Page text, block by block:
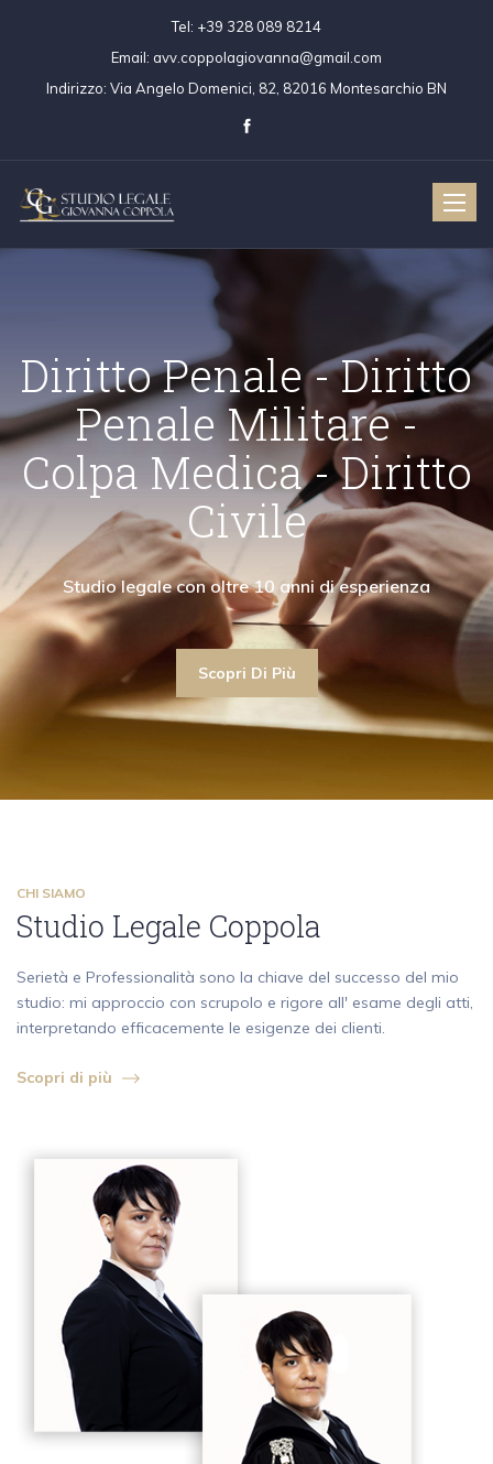
Tel: +39 328 089 8214
Email: avv.coppolagiovanna@gmail.com
Indirizzo: Via Angelo Domenici, 82, 82016 Montesarchio BN
Toggle
Civile
"Collaboro con avvocati civilisti garantendo la
assistenza anche nell'ambito del diritto civile"
Scopri Di Più
Diritto Penale -
Penale Militare
Colpa Medica -
Civile
Studio legale con oltre 10
Diritto Penale
"La mia attività di avvocato ruota attorno ai
contenziosi e alle consulenze in diritto penale"
Scopri Di Più
Colpa MedicaDiritto Penale
Scopri Di Più
"Collaboro con
massima
Scopri Di Più
CHI SIAMO
Studio Legale Coppola
Serietà e Professionalità sono la chiave del successo del mio
studio: mi approccio con scrupolo e rigore all' esame degli atti,
interpretando efficacemente le esigenze dei clienti.
Scopri di più